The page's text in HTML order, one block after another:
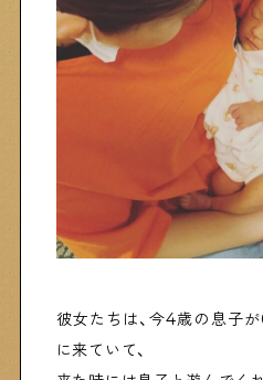
シタマチコウベについて
下町マップ
下町カレンダー
下町START UP
彼女たちは、今4歳の息子
に来ていて、